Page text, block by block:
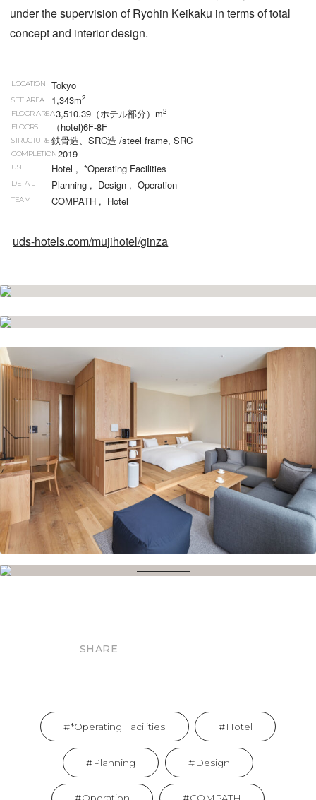
under the supervision of Ryohin Keikaku in terms of total
concept and interior design.
LOCATION Tokyo
SITE AREA 1,343m2
FLOOR AREA3,510.39（ホテル部分）m2
FLOORS （hotel)6F-8F
STRUCTURE 鉄骨造、SRC造 /steel frame, SRC
COMPLETION2019
USE Hotel , *Operating Facilities
DETAIL Planning , Design , Operation
TEAM COMPATH , Hotel
uds-hotels.com/mujihotel/ginza
SHARE
*Operating Facilities Hotel
Planning Design